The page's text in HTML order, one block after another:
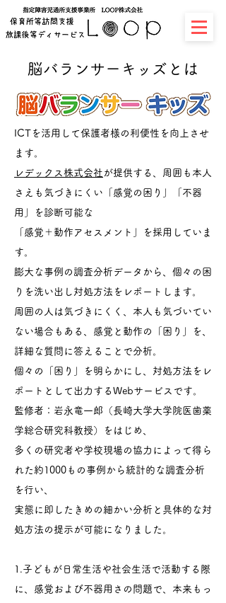
脳バランサーキッズとは
ICTを活用して保護者様の利便性を向上させ
ます。
レデックス株式会社 が提供する、周囲も本人
さえも気づきにくい「感覚の困り」「不器
用」を診断可能な
「感覚＋動作アセスメント」を採用していま
す。
膨大な事例の調査分析データから、個々の困
りを洗い出し対処方法をレポートします。
周囲の人は気づきにくく、本人も気づいてい
ない場合もある、感覚と動作の「困り」を、
詳細な質問に答えることで分析。
個々の「困り」を明らかにし、対処方法をレ
ポートとして出力するWebサービスです。
監修者：岩永竜一郎（長崎大学大学院医歯薬
学総合研究科教授）をはじめ、
多くの研究者や学校現場の協力によって得ら
れた約1000もの事例から統計的な調査分析
を行い、
実態に即したきめの細かい分析と具体的な対
処方法の提示が可能になりました。
1.子どもが日常生活や社会生活で活動する際
に、感覚および不器用さの問題で、本来もっ